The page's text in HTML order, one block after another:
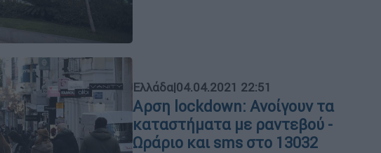
Ελλάδα|04.04.2021 22:51
Αρση lockdown: Ανοίγουν τα
καταστήματα με ραντεβού -
Ωράριο και sms στο 13032